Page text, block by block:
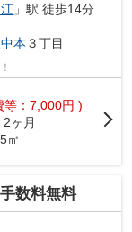
」駅 徒歩14分
本 ３丁目
等：7,000円 )
2ヶ月
㎡
数料無料